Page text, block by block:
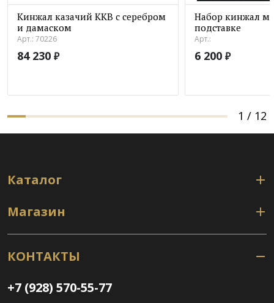
Кинжал казачий ККВ с серебром
и дамаском
Арт.: 70226
84 230 ₽
Набор кинжал
подставке
Арт.:
6 200 ₽
1 / 12
Каталог
Магазин
КОНТАКТЫ
+7 (928) 570-55-77